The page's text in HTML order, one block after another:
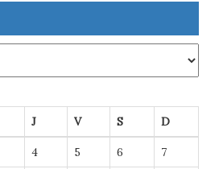
J V S D
4 5 6 7